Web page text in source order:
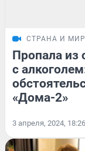
СТРАНА И МИР
Пропала из
с
«Дома-2»
3 апреля, 2024, 18:26